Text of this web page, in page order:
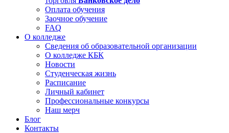
Оплата обучения
Заочное обучение
FAQ
О колледже
Сведения об образовательной организации
О колледже КБК
Новости
Студенческая жизнь
Расписание
Личный кабинет
Профессиональные конкурсы
Наш мерч
Блог
Контакты